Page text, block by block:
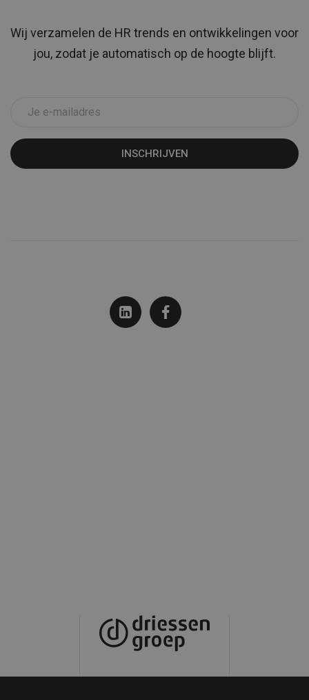
Wij verzamelen de HR trends en ontwikkelingen voor
jou, zodat je automatisch op de hoogte blijft.